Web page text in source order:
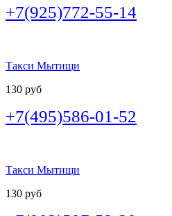
+7(925)772-55-14
Такси Мытищи
130 руб
+7(495)586-01-52
Такси Мытищи
130 руб